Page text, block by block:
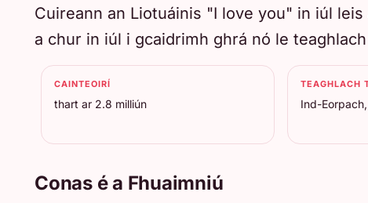
Cuireann an Liotuáinis "I love you" in iúl
a chur in iúl i gcaidrimh ghrá nó le
CAINTEOIRÍ
thart ar 2.8 milliún
TEAGHLACH
Ind-
Conas é a Fhuaimniú